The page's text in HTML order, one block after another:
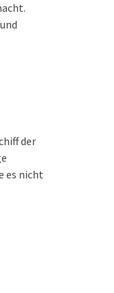
der
es nicht